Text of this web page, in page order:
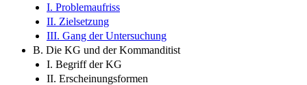
I. Problemaufriss
II. Zielsetzung
III. Gang der Untersuchung
B. Die KG und der Kommanditist
I. Begriff der KG
II. Erscheinungsformen